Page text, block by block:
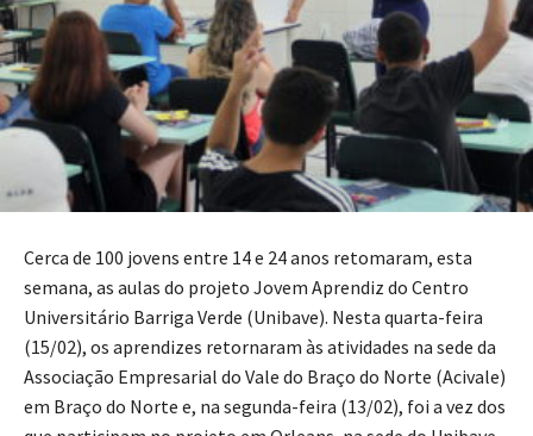
Cerca de 100 jovens entre 14 e 24 anos retomaram, esta
semana, as aulas do projeto Jovem Aprendiz do Centro
Universitário Barriga Verde (Unibave). Nesta quarta-feira
(15/02), os aprendizes retornaram às atividades na sede da
Associação Empresarial do Vale do Braço do Norte (Acivale)
em Braço do Norte e, na segunda-feira (13/02), foi a vez dos